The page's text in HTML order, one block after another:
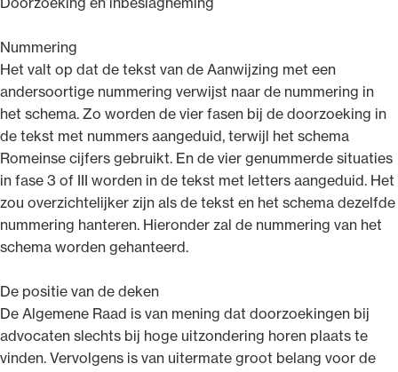
Nummering
Het valt op dat de tekst van de Aanwijzing met een
andersoortige nummering verwijst naar de nummering in
het schema. Zo worden de vier fasen bij de doorzoeking in
de tekst met nummers aangeduid, terwijl het schema
Romeinse cijfers gebruikt. En de vier genummerde situaties
in fase 3 of III worden in de tekst met letters aangeduid. Het
zou overzichtelijker zijn als de tekst en het schema dezelfde
nummering hanteren. Hieronder zal de nummering van het
schema worden gehanteerd.
De positie van de deken
De Algemene Raad is van mening dat doorzoekingen bij
advocaten slechts bij hoge uitzondering horen plaats te
vinden. Vervolgens is van uitermate groot belang voor de